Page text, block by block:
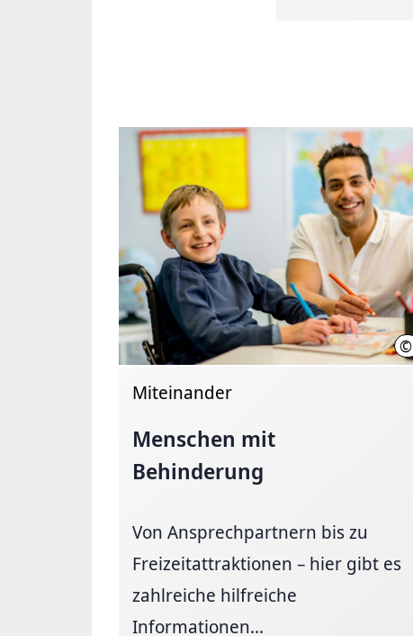
©
Miteinander
Menschen mit
Behinderung
Von Ansprechpartnern bis zu
Freizeitattraktionen – hier gibt es
zahlreiche hilfreiche
Informationen...